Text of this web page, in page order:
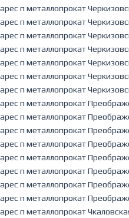
арес п металлопрокат
арес п металлопрокат
арес п металлопрокат
арес п металлопрокат
арес п металлопрокат
арес п металлопрокат
арес п металлопрокат
арес п металлопрокат
арес п металлопрокат
арес п металлопрокат
арес п металлопрокат
арес п металлопрокат
арес п металлопрокат
арес п металлопрокат
арес п металлопрокат
арес п металлопрокат